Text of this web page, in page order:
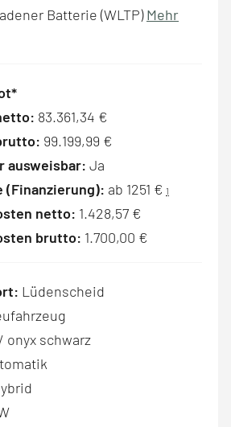
Batterie (WLTP) Mehr
83.361,34 €
99.199,99 €
ausweisbar: Ja
(Finanzierung): ab 1251 € 1
netto: 1.428,57 €
brutto: 1.700,00 €
Lüdenscheid
onyx schwarz